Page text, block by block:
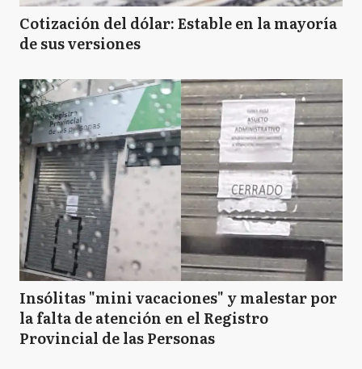
Cotización del dólar: Estable en la mayoría
de sus versiones
Insólitas "mini vacaciones" y malestar por
la falta de atención en el Registro
Provincial de las Personas